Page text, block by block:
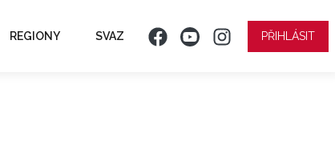
REGIONY SVAZ PŘIHLÁSIT